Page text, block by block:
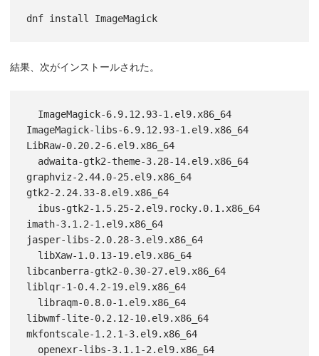
dnf install ImageMagick
結果、次がインストールされた。
ImageMagick-libs-6.9.12.93-1.el9.x86_64
LibRaw-0.20.2-6.el9.x86_64
graphviz-2.44.0-25.el9.x86_64
gtk2-2.24.33-8.el9.x86_64
imath-3.1.2-1.el9.x86_64
jasper-libs-2.0.28-3.el9.x86_64
libcanberra-gtk2-0.30-27.el9.x86_64
liblqr-1-0.4.2-19.el9.x86_64
libwmf-lite-0.2.12-10.el9.x86_64
mkfontscale-1.2.1-3.el9.x86_64